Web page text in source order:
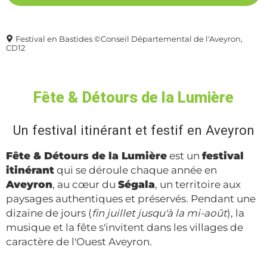
Festival en Bastides ©Conseil Départemental de l'Aveyron,
CD12
Fête & Détours de la Lumière
Un festival itinérant et festif en Aveyron
Fête & Détours de la Lumière est un festival
itinérant qui se déroule chaque année en
Aveyron, au cœur du Ségala, un territoire aux
paysages authentiques et préservés. Pendant une
dizaine de jours (fin juillet jusqu'à la mi-août), la
musique et la fête s'invitent dans les villages de
caractère de l'Ouest Aveyron.